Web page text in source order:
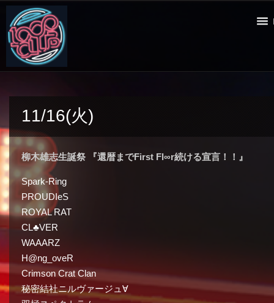
11/16(火)
柳木雄志生誕祭 『還暦までFirst Fl∞r続ける宣言！！』
Spark-Ring
PROUDIeS
ROYAL RAT
CL♣︎VER
WAAARZ
H@ng_oveR
Crimson Crat Clan
秘密結社ニルヴァージュ∀